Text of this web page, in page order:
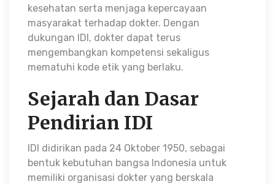
kesehatan serta menjaga kepercayaan
masyarakat terhadap dokter. Dengan
dukungan IDI, dokter dapat terus
mengembangkan kompetensi sekaligus
mematuhi kode etik yang berlaku.
Sejarah dan Dasar
Pendirian IDI
IDI didirikan pada 24 Oktober 1950, sebagai
bentuk kebutuhan bangsa Indonesia untuk
memiliki organisasi dokter yang berskala